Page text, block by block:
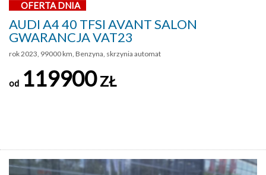
OFERTA DNIA
AUDI A4 40 TFSI AVANT SALON
GWARANCJA VAT23
rok 2023, 99000 km, Benzyna, skrzynia automat
od 119900ZŁ